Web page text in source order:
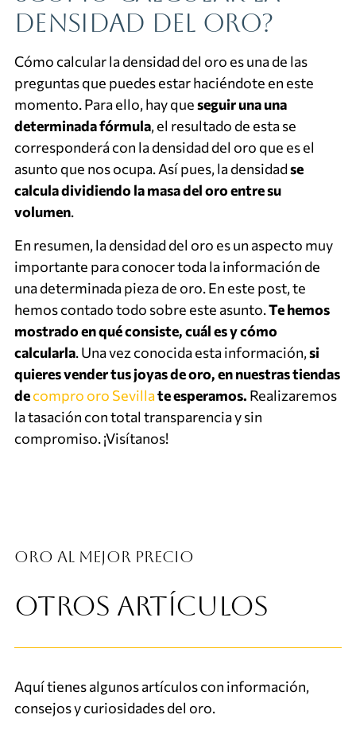
densidad del oro?
Cómo calcular la densidad del oro es una de las
preguntas que puedes estar haciéndote en este
momento. Para ello, hay queseguir una una
determinada fórmula, el resultado de esta se
corresponderá con la densidad del oro que es el
asunto que nos ocupa. Así pues, la densidadse
calcula dividiendo la masa del oro entre su
volumen.
En resumen, la densidad del oro es un aspecto muy
importante para conocer toda la información de
una determinada pieza de oro. En este post, te
hemos contado todo sobre este asunto.Te hemos
mostrado en qué consiste, cuál es y cómo
calcularla. Una vez conocida esta información,si
quieres vender tus joyas de oro, en nuestras tiendas
decompro oro Sevillate esperamos. Realizaremos
la tasación con total transparencia y sin
compromiso. ¡Visítanos!
Oro al mejor precio
OTROS ARTÍCULOS
Aquí tienes algunos artículos con información,
consejos y curiosidades del oro.